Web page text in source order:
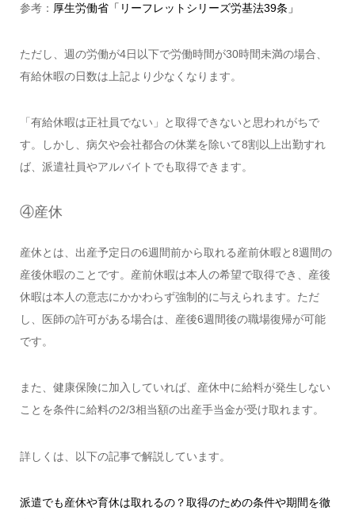
参考： 厚生労働省「リーフレットシリーズ労基法39条」
ただし、週の労働が4日以下で労働時間が30時間未満の場合、
有給休暇の日数は上記より少なくなります。
「有給休暇は正社員でない」と取得できないと思われがちで
す。しかし、病欠や会社都合の休業を除いて8割以上出勤すれ
ば、派遣社員やアルバイトでも取得できます。
④産休
産休とは、出産予定日の6週間前から取れる産前休暇と8週間の
産後休暇のことです。産前休暇は本人の希望で取得でき、産後
休暇は本人の意志にかかわらず強制的に与えられます。ただ
し、医師の許可がある場合は、産後6週間後の職場復帰が可能
です。
また、健康保険に加入していれば、産休中に給料が発生しない
ことを条件に給料の2/3相当額の出産手当金が受け取れます。
詳しくは、以下の記事で解説しています。
派遣でも産休や育休は取れるの？取得のための条件や期間を徹